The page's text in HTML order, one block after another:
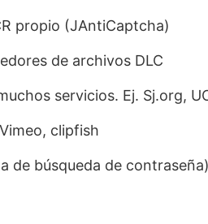
propio (JAntiCaptcha)
de archivos DLC
servicios. Ej. Sj.org,
clipfish
de búsqueda de